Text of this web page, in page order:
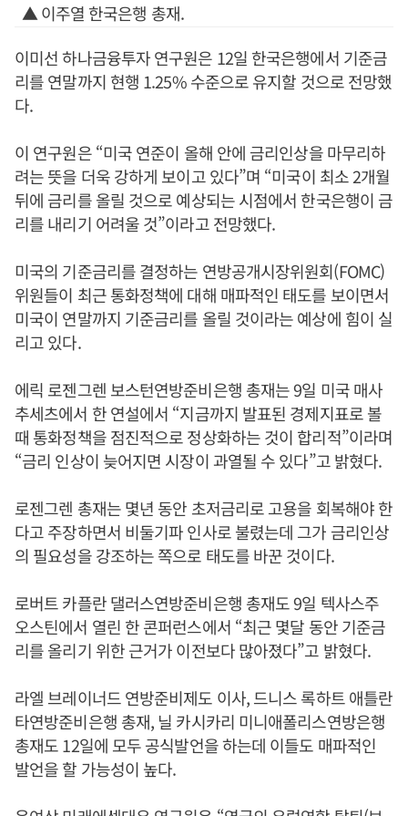
▲ 이주열 한국은행 총재.
이미선 하나금융투자 연구원은 12일 한국은행에서 기준금
리를 연말까지 현행 1.25% 수준으로 유지할 것으로 전망했
다.
이 연구원은 “미국 연준이 올해 안에 금리인상을 마무리하
려는 뜻을 더욱 강하게 보이고 있다”며 “미국이 최소 2개월
뒤에 금리를 올릴 것으로 예상되는 시점에서 한국은행이 금
리를 내리기 어려울 것”이라고 전망했다.
미국의 기준금리를 결정하는 연방공개시장위원회(FOMC)
위원들이 최근 통화정책에 대해 매파적인 태도를 보이면서
미국이 연말까지 기준금리를 올릴 것이라는 예상에 힘이 실
리고 있다.
에릭 로젠그렌 보스턴연방준비은행 총재는 9일 미국 매사
추세츠에서 한 연설에서 “지금까지 발표된 경제지표로 볼
때 통화정책을 점진적으로 정상화하는 것이 합리적”이라며
“금리 인상이 늦어지면 시장이 과열될 수 있다”고 밝혔다.
로젠그렌 총재는 몇년 동안 초저금리로 고용을 회복해야 한
다고 주장하면서 비둘기파 인사로 불렸는데 그가 금리인상
의 필요성을 강조하는 쪽으로 태도를 바꾼 것이다.
로버트 카플란 댈러스연방준비은행 총재도 9일 텍사스주
오스틴에서 열린 한 콘퍼런스에서 “최근 몇달 동안 기준금
리를 올리기 위한 근거가 이전보다 많아졌다”고 밝혔다.
라엘 브레이너드 연방준비제도 이사, 드니스 록하트 애틀란
타연방준비은행 총재, 닐 카시카리 미니애폴리스연방은행
총재도 12일에 모두 공식발언을 하는데 이들도 매파적인
발언을 할 가능성이 높다.